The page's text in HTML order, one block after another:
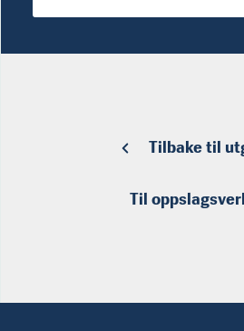
Tilbake til
Til